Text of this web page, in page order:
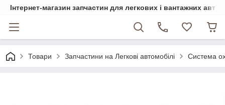
Інтернет-магазин запчастин для легкових і вантажних
Товари Запчастини на Легкові автомобілі Система